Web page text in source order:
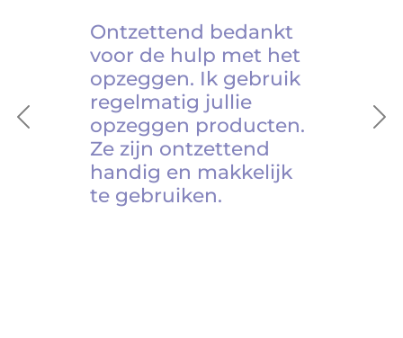
Previous
Ontzettend bedankt
voor de hulp met het
opzeggen. Ik gebruik
regelmatig jullie
opzeggen producten.
Ze zijn ontzettend
handig en makkelijk
te gebruiken.